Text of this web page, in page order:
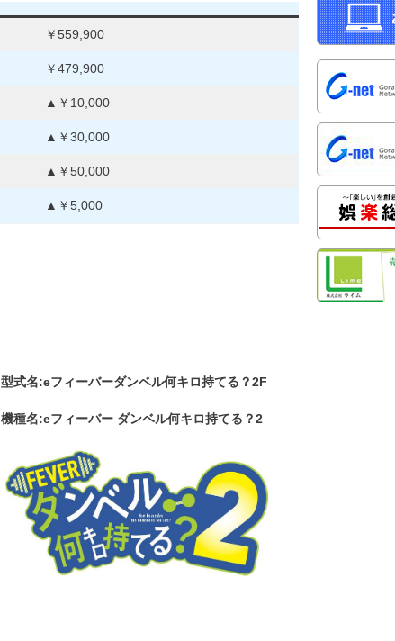
￥559,900
￥479,900
▲￥10,000
▲￥30,000
▲￥50,000
▲￥5,000
型式名:eフィーバーダンベル何キロ持てる？2F
機種名:eフィーバー ダンベル何キロ持てる？2